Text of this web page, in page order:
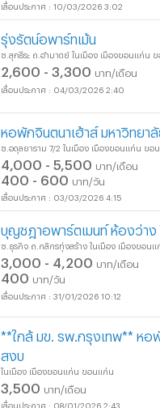
10/03/2026 3:02
รุ่งรัตน์อพาร์ทเม้น
ซ.สุภธีระ ถ.อำมาตย์ ในเมือง เมืองขอนแก่น
2,600 - 3,300 บาท/เดือน
04/03/2026 2:40
หอพักจินตนาเฮ้าส์ มหาวิทยา
ซ.อดุลยาราม 7/2 ในเมือง เมืองขอนแก่น ขอ
4,000 - 5,500 บาท/เดือน
400 - 600 บาท/วัน
03/03/2026 4:15
บุญชฎาอพาร์ตเมนท์ ห้องว่าง
ซ.ธุรกิจ ถ.กสิกรทุ่งสร้าง ในเมือง เมืองขอน
3,000 - 4,200 บาท/เดือน
400 บาท/วัน
31/01/2026 10:12
**ใกล้ มข. รพ.กรุงเทพ** หอ
สงบ
ในเมือง เมืองขอนแก่น ขอนแก่น
3,500 บาท/เดือน
08/01/2026 2:43